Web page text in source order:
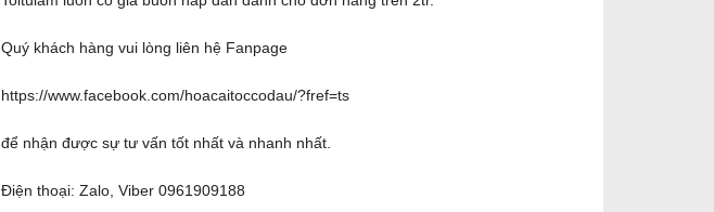
Quý khách hàng vui lòng liên hệ Fanpage
https://www.facebook.com/hoacaitoccodau/?fref=ts
để nhận được sự tư vấn tốt nhất và nhanh nhất.
Điện thoại: Zalo, Viber 0961909188